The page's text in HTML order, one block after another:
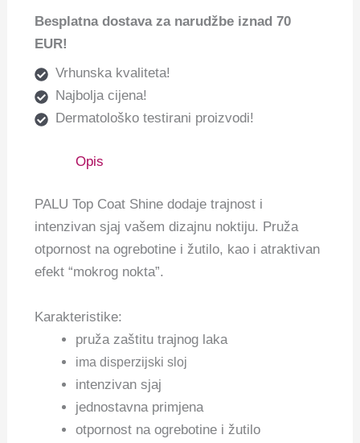
Besplatna dostava za narudžbe iznad 70
EUR!
Vrhunska kvaliteta!
Najbolja cijena!
Dermatološko testirani proizvodi!
Opis
PALU Top Coat Shine dodaje trajnost i
intenzivan sjaj vašem dizajnu noktiju. Pruža
otpornost na ogrebotine i žutilo, kao i atraktivan
efekt “mokrog nokta”.
Karakteristike:
pruža zaštitu trajnog laka
ima disperzijski sloj
intenzivan sjaj
jednostavna primjena
otpornost na ogrebotine i žutilo